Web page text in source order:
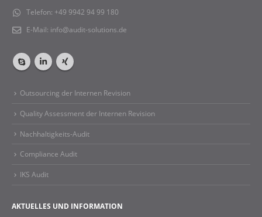
Telefon: +49 9942 94 99 180
E-Mail: info@audit-solutions.de
Outsourcing der Internen Revision
Quality Assessment der Internen Revision
Nachhaltigkeits-Audit
Compliance Audit
IKS Audit
AKTUELLES UND INFORMATION